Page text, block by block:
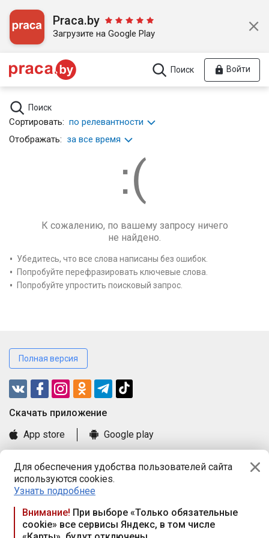
Для обеспечения удобства пользователей сайта
используются cookies.
Узнать подробнее
Внимание! При выборе «Только обязательные
cookie» все сервисы Яндекс, в том числе
Praca.by
Загрузите на Google Play
Поиск Войти
Поиск
Сортировать: по релевантности
Отображать: за все время
К сожалению, по вашему запросу ничего
не найдено.
Убедитесь, что все слова написаны без ошибок.
Попробуйте перефразировать ключевые слова.
Попробуйте упростить поисковый запрос.
Полная версия
Cкачать приложение
App store
Google play
Книга замечаний и предложений
Правила и документы
Praca.by © 2000—2026, ООО «ПРАЦА БАЙ»
Республика Беларусь, 220114, г. Минск, пр-т Независимости
117а, пом. № 9.